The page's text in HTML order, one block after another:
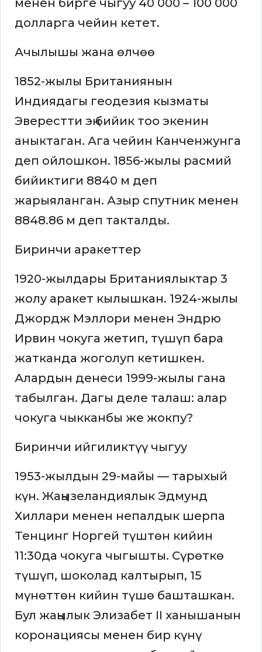
менен бирге чыгуу 40 000 – 100 000
долларга чейин кетет.
Ачылышы жана өлчөө
1852-жылы Британиянын
Индиядагы геодезия кызматы
Эверестти эң бийик тоо экенин
аныктаган. Ага чейин Канченжунга
деп ойлошкон. 1856-жылы расмий
бийиктиги 8840 м деп
жарыяланган. Азыр спутник менен
8848.86 м деп такталды.
Биринчи аракеттер
1920-жылдары Британиялыктар 3
жолу аракет кылышкан. 1924-жылы
Джордж Мэллори менен Эндрю
Ирвин чокуга жетип, түшүп бара
жатканда жоголуп кетишкен.
Алардын денеси 1999-жылы гана
табылган. Дагы деле талаш: алар
чокуга чыкканбы же жокпу?
Биринчи ийгиликтүү чыгуу
1953-жылдын 29-майы — тарыхый
күн. Жаңызеландиялык Эдмунд
Хиллари менен непалдык шерпа
Тенцинг Норгей түштөн кийин
11:30да чокуга чыгышты. Сүрөткө
түшүп, шоколад калтырып, 15
мүнөттөн кийин түшө башташкан.
Бул жаңылык Элизабет II ханышанын
коронациясы менен бир күнү